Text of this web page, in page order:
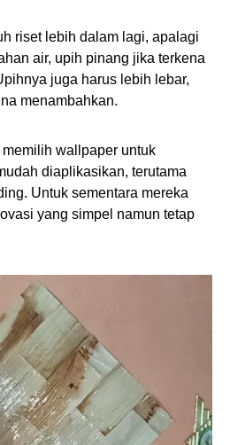
riset lebih dalam lagi, apalagi
air, upih pinang jika terkena
juga harus lebih lebar,
menambahkan.
wallpaper untuk
diaplikasikan, terutama
Untuk sementara mereka
yang simpel namun tetap